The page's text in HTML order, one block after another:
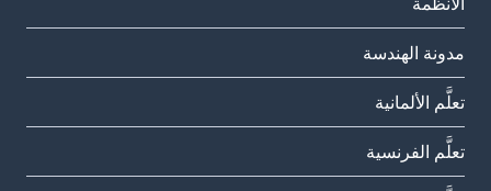
مدونة الهندسة
تعلَّم الألمانية
تعلَّم الفرنسية